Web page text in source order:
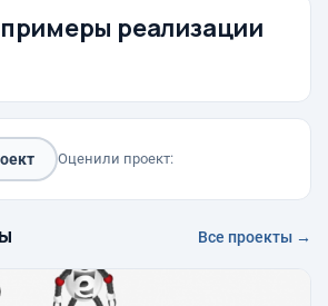
реализации
Оценили проект:
Все проекты →